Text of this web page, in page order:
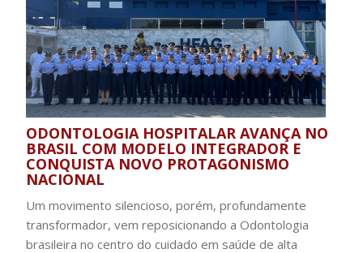
ODONTOLOGIA HOSPITALAR AVANÇA NO
BRASIL COM MODELO INTEGRADOR E
CONQUISTA NOVO PROTAGONISMO
NACIONAL
Um movimento silencioso, porém, profundamente
transformador, vem reposicionando a Odontologia
brasileira no centro do cuidado em saúde de alta